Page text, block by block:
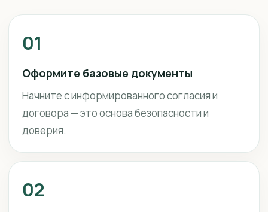
01
Оформите базовые документы
Начните с информированного согласия и
договора — это основа безопасности и
доверия.
02